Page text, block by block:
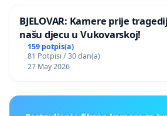
BJELOVAR: Kamere prije
našu djecu u Vukovarskoj!
159 potpis(a)
81 Potpisi / 30 dan(a)
27 May 2026